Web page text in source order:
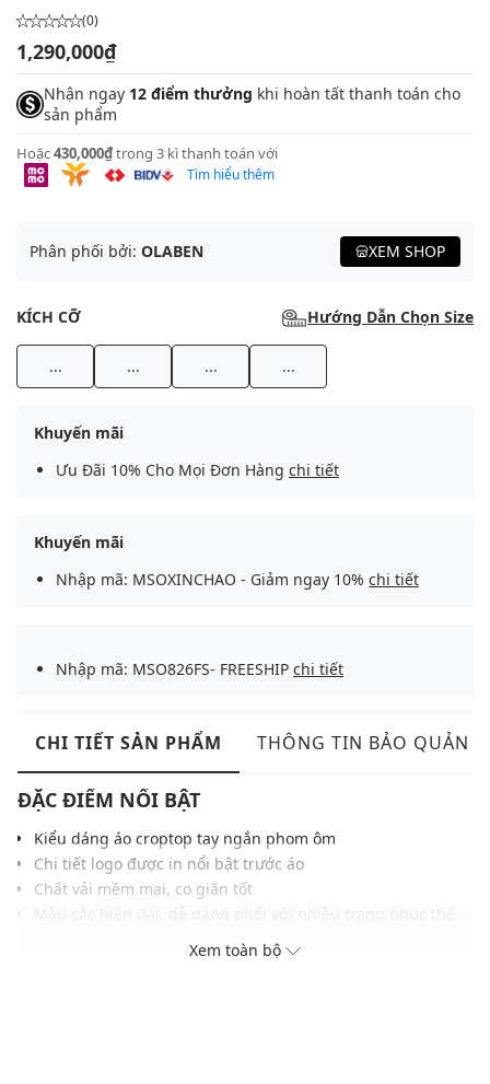
(0)
1,290,000₫
Nhận ngay 12 điểm thưởng khi hoàn tất thanh toán cho
sản phẩm
Hoặc430,000₫trong 3 kì thanh toán với
Tìm hiểu thêm
Phân phối bởi: OLABEN XEM SHOP
KÍCH CỠ Hướng Dẫn Chọn Size
... ... ... ...
Khuyến mãi
Ưu Đãi 10% Cho Mọi Đơn Hàng chi tiết
Khuyến mãi
Nhập mã: MSOXINCHAO - Giảm ngay 10% chi tiết
Nhập mã: MSO826FS- FREESHIP chi tiết
CHI TIẾT SẢN PHẨM THÔNG TIN BẢO QUẢN
ĐẶC ĐIỂM NỔI BẬT
Kiểu dáng áo croptop tay ngắn phom ôm
Chi tiết logo được in nổi bật trước áo
Chất vải mềm mại, co giãn tốt
Xem toàn bộ